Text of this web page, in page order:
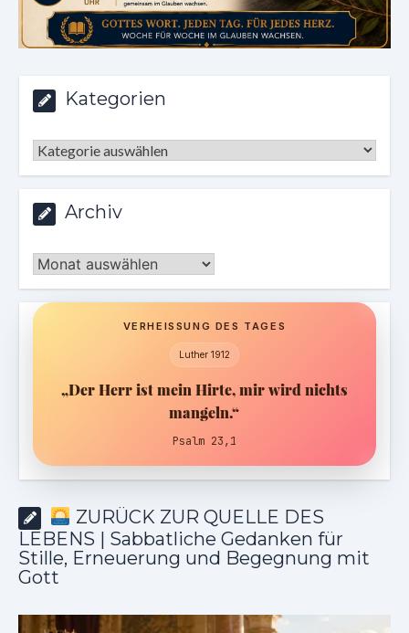
Kategorien
Kategorien
Archiv
Archiv
VERHEISSUNG DES TAGES
Luther 1912
„Der Herr ist mein Hirte, mir wird nichts
mangeln.“
Psalm 23,1
ZURÜCK ZUR QUELLE DES
LEBENS | Sabbatliche Gedanken für
Stille, Erneuerung und Begegnung mit
Gott